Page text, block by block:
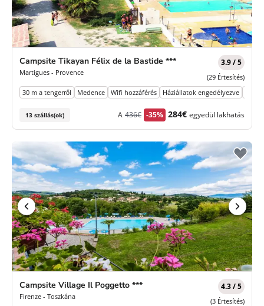
Campsite Tikayan Félix de la Bastide ***
Martigues - Provence
3.9 / 5
(29 Értesítés)
30 m a tengerről
Medence Wifi hozzáférés Háziállatok engedélyezve
13 szállás(ok) A Korábbi
436€ -35% Új
284€ egyedül lakhatás
Campsite Village Il Poggetto ***
Firenze - Toszkána
4.3 / 5
(3 Értesítés)